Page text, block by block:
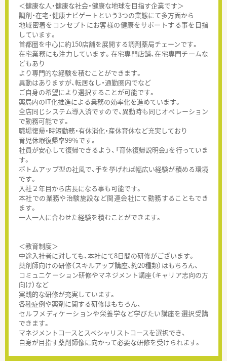
＜健康な人・健康な社会・健康な地球を目指す企業です＞
調剤・在宅・健康ナビゲートという3つの業態にて多方面から
地域密着をコンセプトにお客様の健康をサポートする事を目指
しています。
首都圏を中心に約150店舗を展開する調剤薬局チェーンです。
在宅業務にも注力しています。在宅専門店舗、在宅専門チームな
どもあり
より専門的な経験を積むことができます。
異動はありますが、転居なし・通勤圏内でなど
ご自身の希望により選択することが可能です。
薬局内のIT化推進による業務の効率化を進めています。
全店同じシステム導入済ですので、異動時も同じオペレーション
で勤務可能です。
職場復帰・時短勤務・有休消化・産休育休など充実しており
育児休暇復帰率99％です。
社員が安心して復帰できるよう、「育休復帰説明会」を行っていま
す。
ボトムアップ型の社風で、手を挙げれば幅広い経験が積める環境
です。
入社２年目から店長になる事も可能です。
本社での業務や治験施設など関連会社にて勤務することもでき
ます。
一人一人に合わせた経験を積むことができます。
＜教育制度＞
中途入社者に対しても、本社にて8日間の研修がございます。
薬剤師向けの研修（スキルアップ講座、約20種類）はもちろん、
コミュニケーション研修やマネジメント講座（キャリア志向の方
向け）など
実践的な研修が充実しています。
各種症例や薬剤に関する研修はもちろん、
セルフメディケーションや栄養学など学びたい講座を選択受講
できます。
マネジメントコースとスペシャリストコースを選択でき、
自身が目指す薬剤師像に向かって必要な研修を受けられます。